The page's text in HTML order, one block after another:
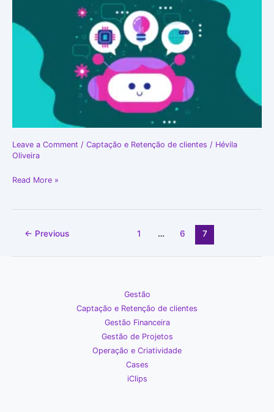
Leave a Comment / Captação e Retenção de clientes / Hévila
Oliveira
Read More »
← Previous 1 … 6 7
Gestão
Captação e Retenção de clientes
Gestão Financeira
Gestão de Projetos
Operação e Criatividade
Cases
iClips